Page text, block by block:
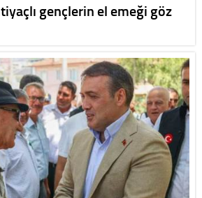
gençlerin el emeği göz